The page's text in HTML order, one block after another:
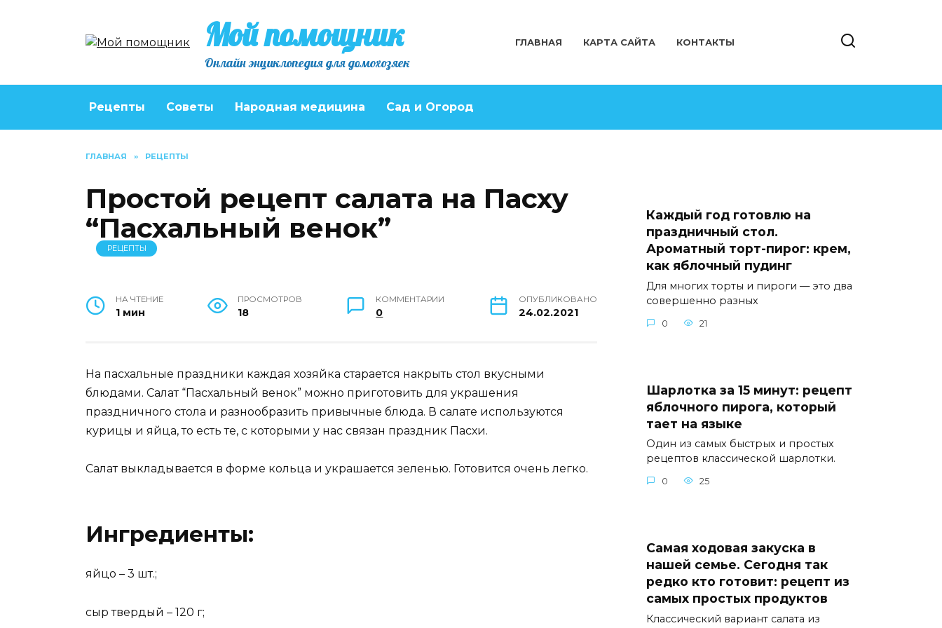
Мой помощник
Онлайн энциклопедия для домохозяек
ГЛАВНАЯ КАРТА САЙТА КОНТАКТЫ
Рецепты Советы Народная медицина Сад и Огород
ГЛАВНАЯ » РЕЦЕПТЫ
Простой рецепт салата на Пасху
“Пасхальный венок”
РЕЦЕПТЫ
НА ЧТЕНИЕ
1 мин
ПРОСМОТРОВ
18
КОММЕНТАРИИ
0
ОПУБЛИКОВАНО
24.02.2021
На пасхальные праздники каждая хозяйка старается накрыть стол вкусными
блюдами. Салат “Пасхальный венок” можно приготовить для украшения
праздничного стола и разнообразить привычные блюда. В салате используются
курицы и яйца, то есть те, с которыми у нас связан праздник Пасхи.
Салат выкладывается в форме кольца и украшается зеленью. Готовится очень легко.
Ингредиенты:
яйцо – 3 шт.;
сыр твердый – 120 г;
Каждый год готовлю на
праздничный стол.
Ароматный торт-пирог: крем,
как яблочный пудинг
Для многих торты и пироги — это два
совершенно разных
0 21
Шарлотка за 15 минут: рецепт
яблочного пирога, который
тает на языке
Один из самых быстрых и простых
рецептов классической шарлотки.
0 25
Самая ходовая закуска в
нашей семье. Сегодня так
редко кто готовит: рецепт из
самых простых продуктов
Классический вариант салата из